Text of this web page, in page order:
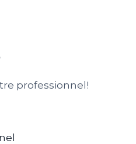
professionnel!